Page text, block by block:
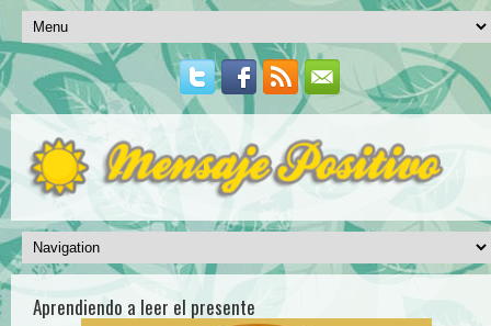
Aprendiendo a leer el presente